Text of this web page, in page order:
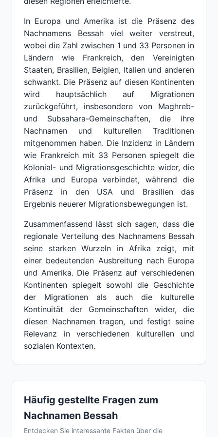
In Europa und Amerika ist die Präsenz des
Nachnamens Bessah viel weiter verstreut,
wobei die Zahl zwischen 1 und 33 Personen in
Ländern wie Frankreich, den Vereinigten
Staaten, Brasilien, Belgien, Italien und anderen
schwankt. Die Präsenz auf diesen Kontinenten
wird hauptsächlich auf Migrationen
zurückgeführt, insbesondere von Maghreb-
und Subsahara-Gemeinschaften, die ihre
Nachnamen und kulturellen Traditionen
mitgenommen haben. Die Inzidenz in Ländern
wie Frankreich mit 33 Personen spiegelt die
Kolonial- und Migrationsgeschichte wider, die
Afrika und Europa verbindet, während die
Präsenz in den USA und Brasilien das
Ergebnis neuerer Migrationsbewegungen ist.
Zusammenfassend lässt sich sagen, dass die
regionale Verteilung des Nachnamens Bessah
seine starken Wurzeln in Afrika zeigt, mit
einer bedeutenden Ausbreitung nach Europa
und Amerika. Die Präsenz auf verschiedenen
Kontinenten spiegelt sowohl die Geschichte
der Migrationen als auch die kulturelle
Kontinuität der Gemeinschaften wider, die
diesen Nachnamen tragen, und festigt seine
Relevanz in verschiedenen kulturellen und
sozialen Kontexten.
Häufig gestellte Fragen zum
Nachnamen Bessah
Entdecken Sie interessante Fakten über die